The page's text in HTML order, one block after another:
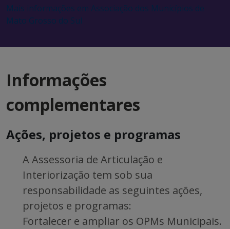
Mais informações em Associação dos Municípios de
Mato Grosso do Sul
Informações
complementares
Ações, projetos e programas
A Assessoria de Articulação e
Interiorização tem sob sua
responsabilidade as seguintes ações,
projetos e programas:
Fortalecer e ampliar os OPMs Municipais.